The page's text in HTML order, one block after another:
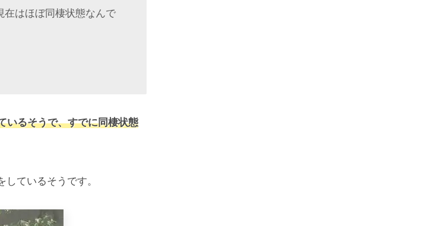
在はほぼ同棲状態なんで
いるそうで、すでに同棲状態
ているそうです。